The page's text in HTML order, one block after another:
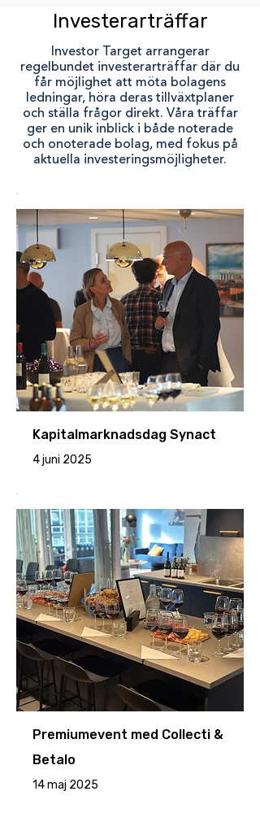
Investerarträffar
Investor Target arrangerar
regelbundet investerarträffar där du
får möjlighet att möta bolagens
ledningar, höra deras tillväxtplaner
och ställa frågor direkt. Våra träffar
ger en unik inblick i både noterade
och onoterade bolag, med fokus på
aktuella investeringsmöjligheter.
Kapitalmarknadsdag Synact
4 juni 2025
Premiumevent med Collecti &
Betalo
14 maj 2025